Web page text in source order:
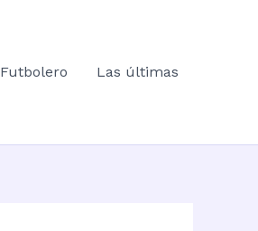
Futbolero Las últimas